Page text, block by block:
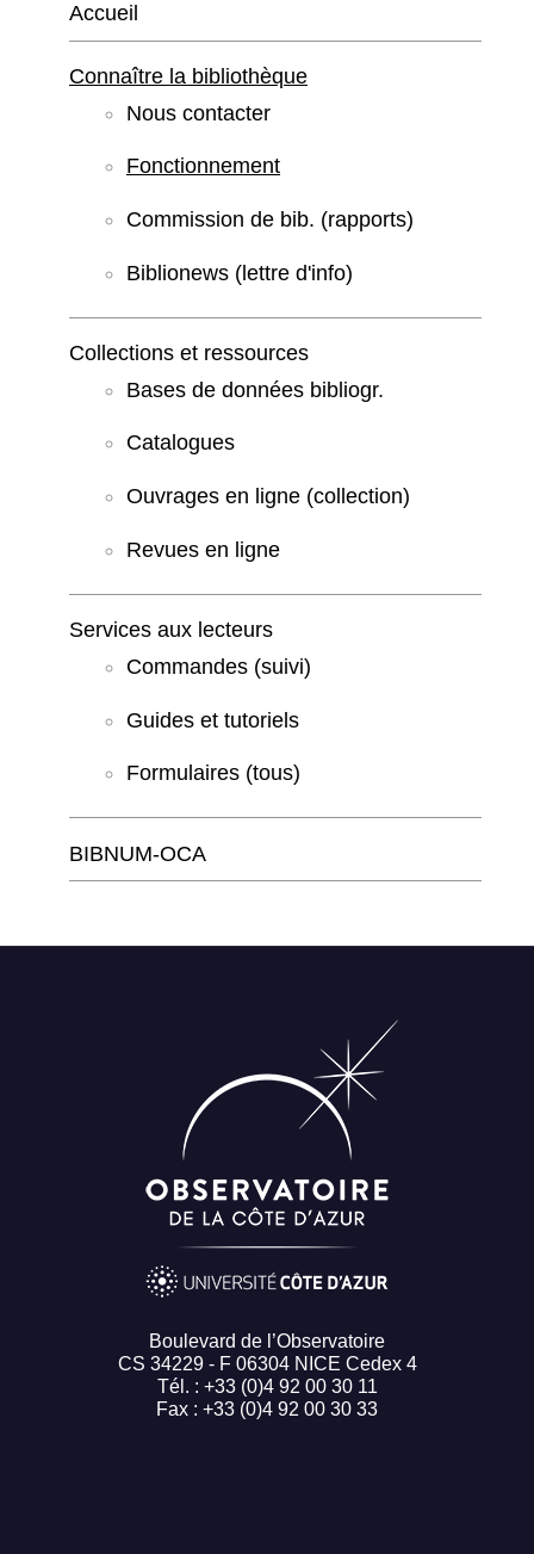
Accueil
Connaître la bibliothèque
Nous contacter
Fonctionnement
Commission de bib. (rapports)
Biblionews (lettre d'info)
Collections et ressources
Bases de données bibliogr.
Catalogues
Ouvrages en ligne (collection)
Revues en ligne
Services aux lecteurs
Commandes (suivi)
Guides et tutoriels
Formulaires (tous)
BIBNUM-OCA
Boulevard de l’Observatoire
CS 34229 - F 06304 NICE Cedex 4
Tél. : +33 (0)4 92 00 30 11
Fax : +33 (0)4 92 00 30 33